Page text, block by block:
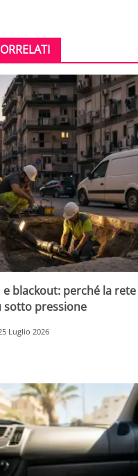
e blackout: perché la
sotto pressione
Luglio 2026